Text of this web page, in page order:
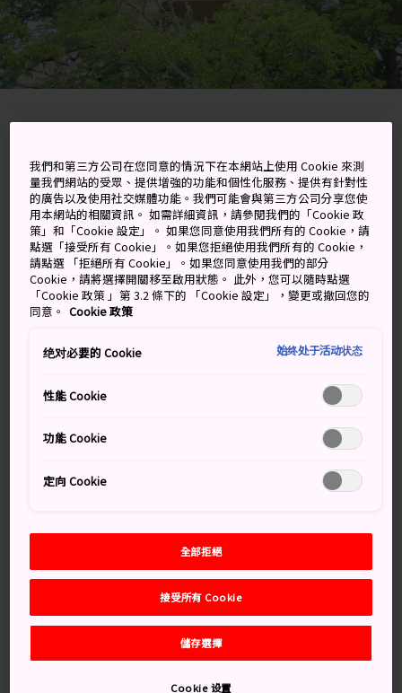
在 Google 地圖上檢視
取得轉乘資訊
關鍵字 地圖
淡路島中央重建後的洲本城
洲本市位於淡路島
西岸，為島上最大的城市，不僅歷史
悠久，且擁有許多屬於前現代日本的歷史遺跡，洲本城即
為其中之一。
交通方式
戶市乘搭開往洲本市的巴士。洲本市執行的電動單車租借
計畫，讓遊客更深入地探索淡路島。
我們和第三方公司在您同意的情況下在本網站上使用 Cookie 來測
量我們網站的受眾、提供增強的功能和個性化服務、提供有針對性
的廣告以及使用社交媒體功能。我們可能會與第三方公司分享您使
用本網站的相關資訊。 如需詳細資訊，請參閱我們的「Cookie 政
策」和「Cookie 設定」。 如果您同意使用我們所有的 Cookie，請
點選「接受所有 Cookie」。如果您拒絕使用我們所有的 Cookie，
請點選 「拒絕所有 Cookie」。如果您同意使用我們的部分
Cookie，請將選擇開關移至啟用狀態。 此外，您可以隨時點選
「Cookie 政策 」第 3.2 條下的 「Cookie 設定」，變更或撤回您的
同意。 Cookie 政策
绝对必要的 Cookie 始终处于活动状态
性能 Cookie
功能 Cookie
定向 Cookie
全部拒絕
接受所有 Cookie
儲存選擇
Cookie 设置